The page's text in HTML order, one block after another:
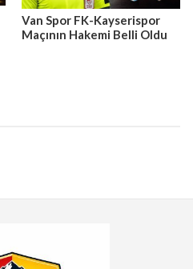
Van Spor FK-Kayserispor
Maçının Hakemi Belli Oldu